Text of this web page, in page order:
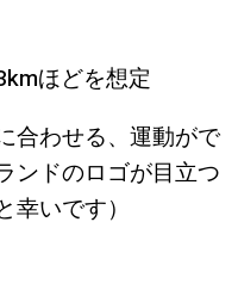
ほどを想定
合わせる、運動がで
ンドのロゴが目立つ
いです）